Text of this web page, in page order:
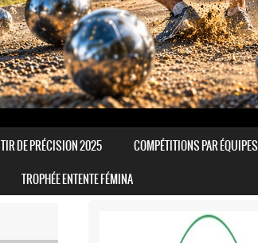
TIR DE PRÉCISION 2025
COMPÉTITIONS PAR ÉQUIPES
TROPHÉE ENTENTE FÉMINA